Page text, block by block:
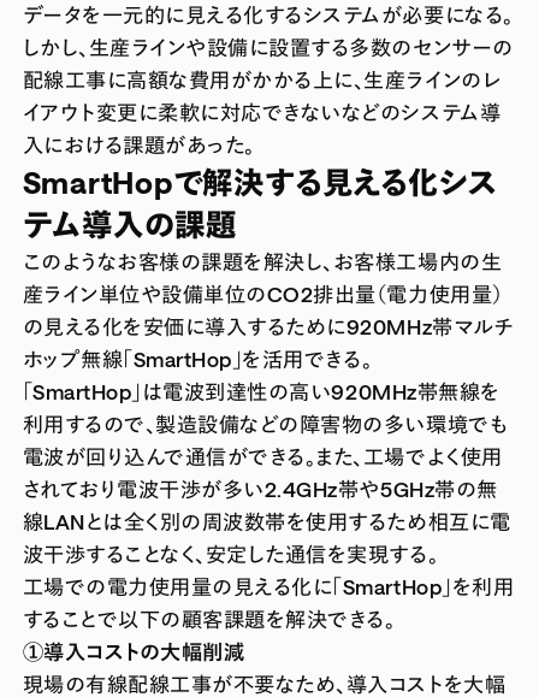
データを一元的に見える化するシステムが必要になる。
しかし、生産ラインや設備に設置する多数のセンサーの
配線工事に高額な費用がかかる上に、生産ラインのレ
イアウト変更に柔軟に対応できないなどのシステム導
入における課題があった。
SmartHopで解決する見える化シス
テム導入の課題
このようなお客様の課題を解決し、お客様工場内の生
産ライン単位や設備単位のCO2排出量（電力使用量）
の見える化を安価に導入するために920MHz帯マルチ
ホップ無線「SmartHop」を活用できる。
「SmartHop」は電波到達性の高い920MHz帯無線を
利用するので、製造設備などの障害物の多い環境でも
電波が回り込んで通信ができる。また、工場でよく使用
されており電波干渉が多い2.4GHz帯や5GHz帯の無
線LANとは全く別の周波数帯を使用するため相互に電
波干渉することなく、安定した通信を実現する。
工場での電力使用量の見える化に「SmartHop」を利用
することで以下の顧客課題を解決できる。
①導入コストの大幅削減
現場の有線配線工事が不要なため、導入コストを大幅